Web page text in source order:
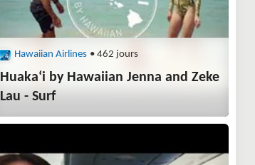
Hawaiian Airlines • 462 jours
Huakaʻi by Hawaiian Jenna and Zeke
Lau - Surf